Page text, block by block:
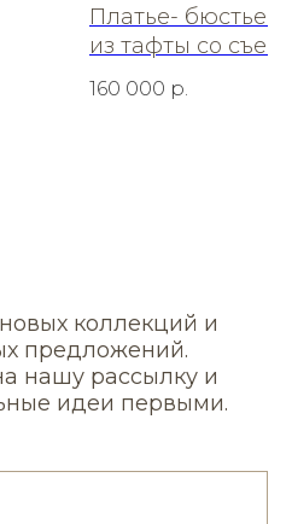
Платье- бюстье
из тафты со
шелковой фатой
160 000 р.
коллекций и
предложений.
нашу рассылку и
идеи первыми.